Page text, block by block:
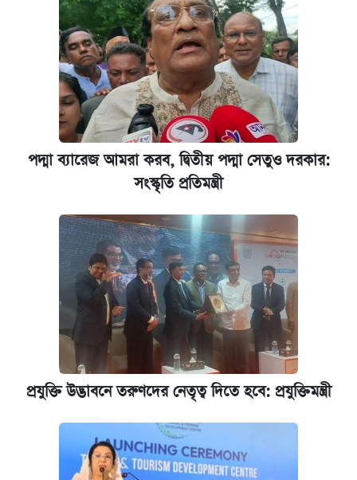
পদ্মা ব্যারেজ আমরা করব, দ্বিতীয় পদ্মা সেতুও দরকার:
সংস্কৃতি প্রতিমন্ত্রী
প্রযুক্তি উদ্ভাবনে তরুণদের নেতৃত্ব দিতে হবে: প্রযুক্তিমন্ত্রী